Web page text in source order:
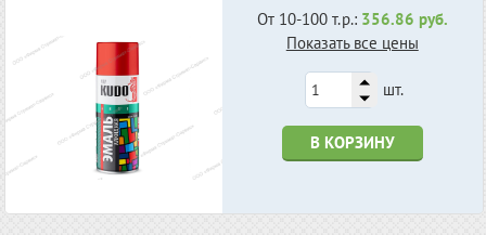
От 10-100 т.р.: 356.86 руб.
Показать все цены
шт.
В КОРЗИНУ